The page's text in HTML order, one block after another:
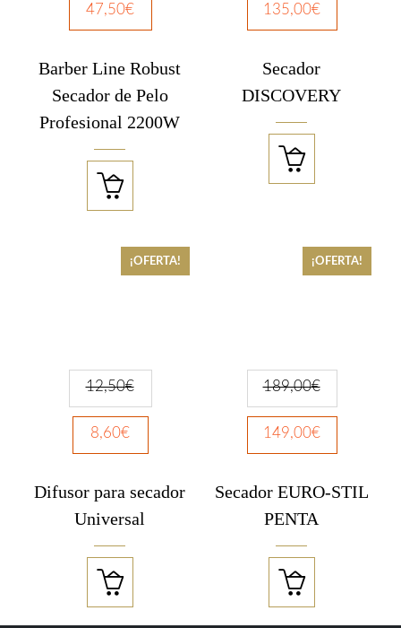
47,50€
Barber Line Robust
Secador de Pelo
Profesional 2200W

135,00€
Secador
DISCOVERY

¡OFERTA!
12,50€
8,60€
Difusor para secador
Universal

¡OFERTA!
189,00€
149,00€
Secador EURO-STIL
PENTA
